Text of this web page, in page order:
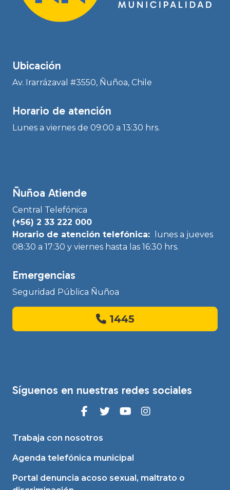
Ubicación
Av. Irarrázaval #3550, Ñuñoa, Chile
Horario de atención
Lunes a viernes de 09:00 a 13:30 hrs.
Ñuñoa Atiende
Central Telefónica
(+56) 2 33 222 000
Horario de atención telefónica:
lunes a jueves
08:30 a 17:30 y viernes hasta las 16:30 hrs.
Emergencias
Seguridad Pública Ñuñoa
1445
Síguenos en nuestras redes sociales
Trabaja con nosotros
Agenda telefónica municipal
Portal denuncia acoso sexual, maltrato o